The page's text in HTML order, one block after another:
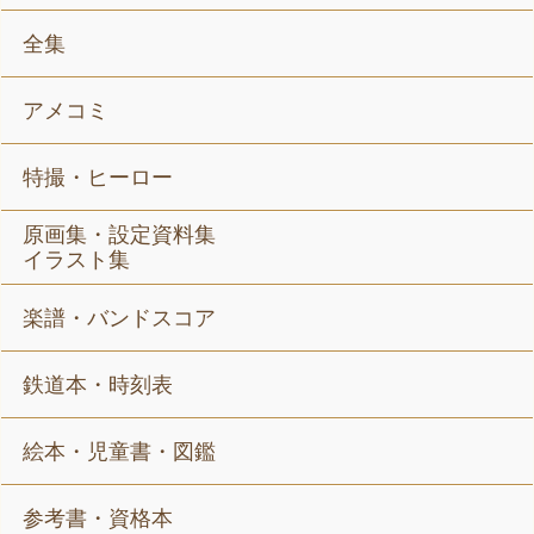
全集
アメコミ
特撮・ヒーロー
原画集・設定資料集
イラスト集
楽譜・バンドスコア
鉄道本・時刻表
絵本・児童書・図鑑
参考書・資格本